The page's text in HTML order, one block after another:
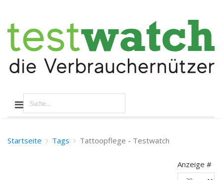
Startseite Tags Tattoopflege - Testwatch
Anzeige #